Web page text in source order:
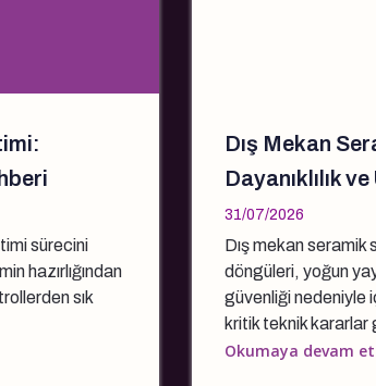
sürecini
hazırlığından
sık
Dış Mekan
Dayanıklılık
31/07/2026
Dış mekan
döngüleri, yoğun
güvenliği nedeniyle
kritik teknik kararlar
Okumaya devam et